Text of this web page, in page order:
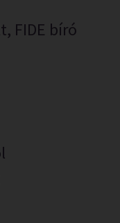
FIDE bíró